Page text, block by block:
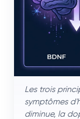
Les trois
symptômes
diminue, la